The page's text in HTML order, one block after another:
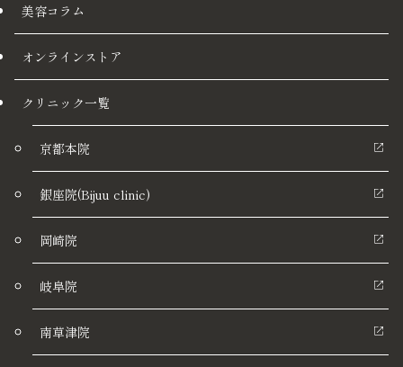
美容コラム
オンラインストア
クリニック一覧
京都本院
銀座院(Bijuu clinic)
岡崎院
岐阜院
南草津院